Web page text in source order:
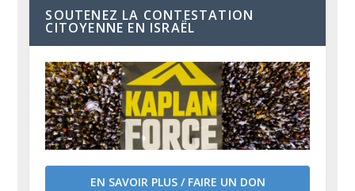
SOUTENEZ LA CONTESTATION
CITOYENNE EN ISRAËL
EN SAVOIR PLUS / FAIRE UN DON